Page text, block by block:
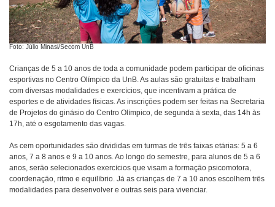
Foto: Júlio Minasi/Secom UnB
Crianças de 5 a 10 anos de toda a comunidade podem participar de oficinas
esportivas no Centro Olímpico da UnB. As aulas são gratuitas e trabalham
com diversas modalidades e exercícios, que incentivam a prática de
esportes e de atividades físicas. As inscrições podem ser feitas na Secretaria
de Projetos do ginásio do Centro Olímpico, de segunda à sexta, das 14h às
17h, até o esgotamento das vagas.
As cem oportunidades são divididas em turmas de três faixas etárias: 5 a 6
anos, 7 a 8 anos e 9 a 10 anos. Ao longo do semestre, para alunos de 5 a 6
anos, serão selecionados exercícios que visam a formação psicomotora,
coordenação, ritmo e equilíbrio. Já as crianças de 7 a 10 anos escolhem três
modalidades para desenvolver e outras seis para vivenciar.